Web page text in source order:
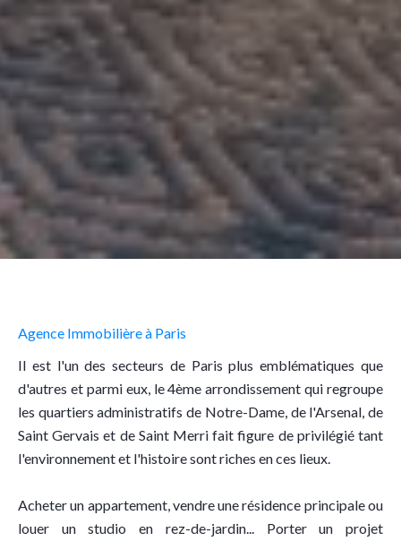
Agence Immobilière à Paris
Il est l'un des secteurs de Paris plus emblématiques que
d'autres et parmi eux, le 4ème arrondissement qui regroupe
les quartiers administratifs de Notre-Dame, de l'Arsenal, de
Saint Gervais et de Saint Merri fait figure de privilégié tant
l'environnement et l'histoire sont riches en ces lieux.
Acheter un appartement, vendre une résidence principale ou
louer un studio en rez-de-jardin... Porter un projet